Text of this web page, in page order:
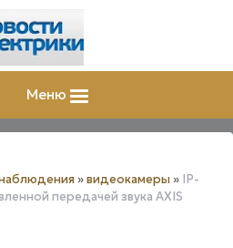
Меню
»видеокамеры » IP-
передачей звука AXIS